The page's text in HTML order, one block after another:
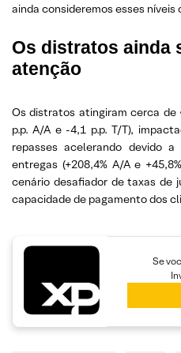
ainda consideremos esses níveis
Os distratos ainda
atenção
Os distratos atingiram cerca de
p.p. A/A e -4,1 p.p. T/T),
repasses acelerando devido
entregas (+208,4% A/A e
cenário desafiador de taxas de
capacidade de pagamento dos
Se